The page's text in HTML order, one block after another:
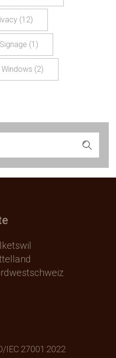
(12)
Signage (1)
Windows (2)
IEC 27001:2022